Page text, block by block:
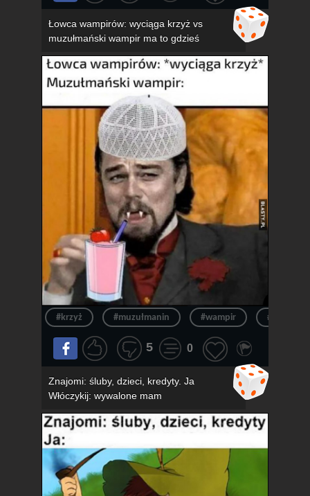
Łowca wampirów: wyciąga krzyż vs
muzułmański wampir ma to gdzieś
#krzyż #muzułmanin #wampir
5 0
Znajomi: śluby, dzieci, kredyty. Ja
Włóczykij: wywalone mam